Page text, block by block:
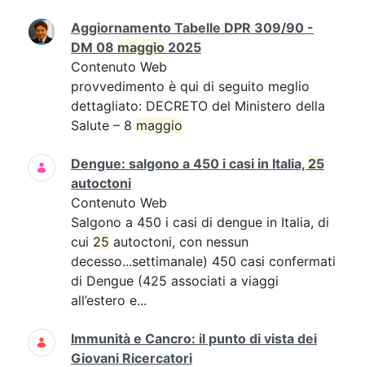
Aggiornamento Tabelle DPR 309/90 -
DM 08 maggio 2025
Contenuto Web
provvedimento è qui di seguito meglio
dettagliato: DECRETO del Ministero della
Salute – 8 maggio
Dengue: salgono a 450 i casi in Italia, 25
autoctoni
Contenuto Web
Salgono a 450 i casi di dengue in Italia, di
cui 25 autoctoni, con nessun
decesso...settimanale) 450 casi confermati
di Dengue (425 associati a viaggi
all’estero e...
Immunità e Cancro: il punto di vista dei
Giovani Ricercatori